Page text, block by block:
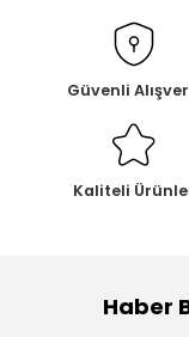
Güvenli
Kaliteli
Haber